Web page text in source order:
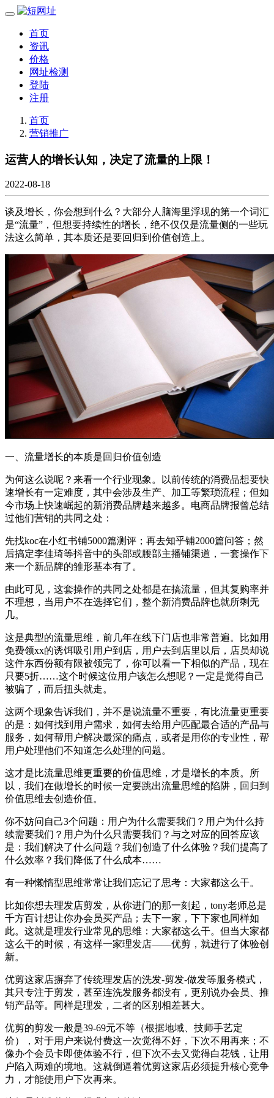
首页
资讯
价格
网址检测
登陆
注册
首页
营销推广
运营人的增长认知，决定了流量的上限！
2022-08-18
谈及增长，你会想到什么？大部分人脑海里浮现的第一个词汇
是“流量”，但想要持续性的增长，绝不仅仅是流量侧的一些玩
法这么简单，其本质还是要回归到价值创造上。
一、流量增长的本质是回归价值创造
为何这么说呢？来看一个行业现象。以前传统的消费品想要快
速增长有一定难度，其中会涉及生产、加工等繁琐流程；但如
今市场上快速崛起的新消费品牌越来越多。电商品牌报曾总结
过他们营销的共同之处：
先找koc在小红书铺5000篇测评；再去知乎铺2000篇问答；然
后搞定李佳琦等抖音中的头部或腰部主播铺渠道，一套操作下
来一个新品牌的雏形基本有了。
由此可见，这套操作的共同之处都是在搞流量，但其复购率并
不理想，当用户不在选择它们，整个新消费品牌也就所剩无
几。
这是典型的流量思维，前几年在线下门店也非常普遍。比如用
免费领xx的诱饵吸引用户到店，用户去到店里以后，店员却说
这件东西份额有限被领完了，你可以看一下相似的产品，现在
只要5折……这个时候这位用户该怎么想呢？一定是觉得自己
被骗了，而后扭头就走。
这两个现象告诉我们，并不是说流量不重要，有比流量更重要
的是：如何找到用户需求，如何去给用户匹配最合适的产品与
服务，如何帮用户解决最深的痛点，或者是用你的专业性，帮
用户处理他们不知道怎么处理的问题。
这才是比流量思维更重要的价值思维，才是增长的本质。所
以，我们在做增长的时候一定要跳出流量思维的陷阱，回归到
价值思维去创造价值。
你不妨问自己3个问题：用户为什么需要我们？用户为什么持
续需要我们？用户为什么只需要我们？与之对应的回答应该
是：我们解决了什么问题？我们创造了什么体验？我们提高了
什么效率？我们降低了什么成本……
有一种懒惰型思维常常让我们忘记了思考：大家都这么干。
比如你想去理发店剪发，从你进门的那一刻起，tony老师总是
千方百计想让你办会员买产品；去下一家，下下家也同样如
此。这就是理发行业常见的思维：大家都这么干。但当大家都
这么干的时候，有这样一家理发店——优剪，就进行了体验创
新。
优剪这家店摒弃了传统理发店的洗发-剪发-做发等服务模式，
其只专注于剪发，甚至连洗发服务都没有，更别说办会员、推
销产品等。同样是理发，二者的区别相差甚大。
优剪的剪发一般是39-69元不等（根据地域、技师手艺定
价），对于用户来说付费这一次觉得不好，下次不用再来；不
像办个会员卡即使体验不行，但下次不去又觉得白花钱，让用
户陷入两难的境地。这就倒逼着优剪这家店必须提升核心竞争
力，才能使用户下次再来。